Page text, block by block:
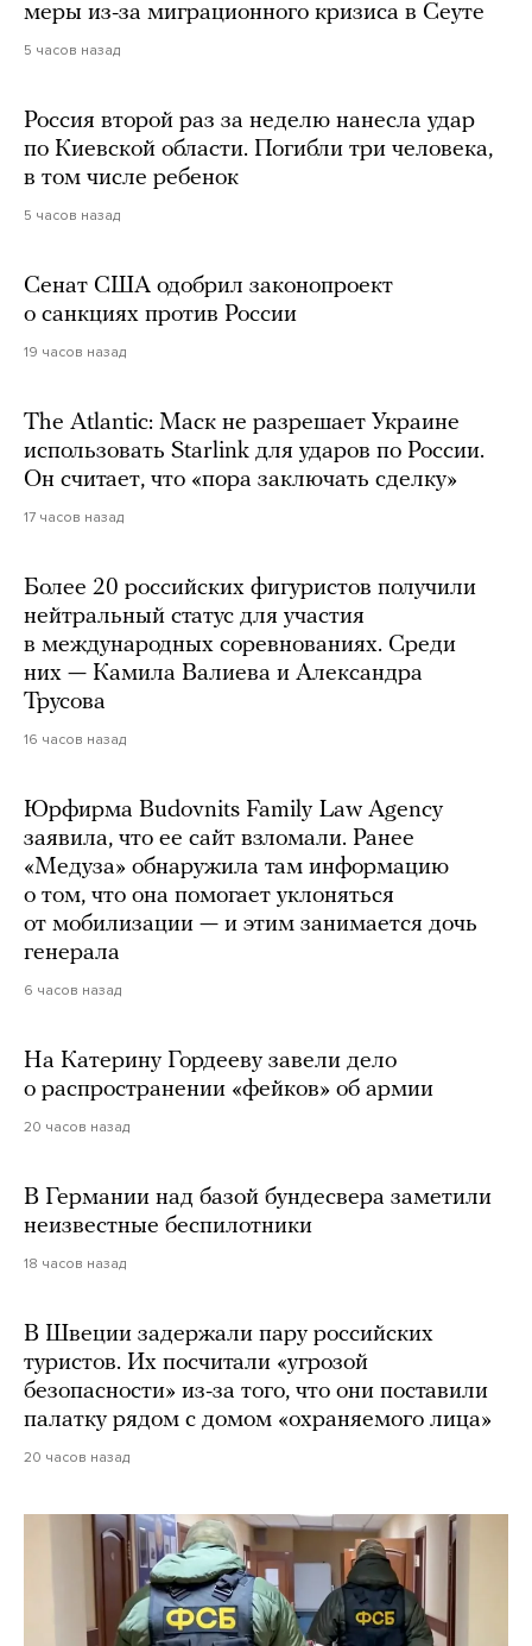
меры из-за миграционного кризиса в Сеуте
5 часов назад
Россия второй раз за неделю нанесла удар
по Киевской области. Погибли три человека,
в том числе ребенок
5 часов назад
Сенат США одобрил законопроект
о санкциях против России
19 часов назад
The Atlantic: Маск не разрешает Украине
использовать Starlink для ударов по России.
Он считает, что «пора заключать сделку»
17 часов назад
Более 20 российских фигуристов получили
нейтральный статус для участия
в международных соревнованиях. Среди
них — Камила Валиева и Александра
Трусова
16 часов назад
Юрфирма Budovnits Family Law Agency
заявила, что ее сайт взломали. Ранее
«Медуза» обнаружила там информацию
о том, что она помогает уклоняться
от мобилизации — и этим занимается дочь
генерала
6 часов назад
На Катерину Гордееву завели дело
о распространении «фейков» об армии
20 часов назад
В Германии над базой бундесвера заметили
неизвестные беспилотники
18 часов назад
В Швеции задержали пару российских
туристов. Их посчитали «угрозой
безопасности» из-за того, что они поставили
палатку рядом с домом «охраняемого лица»
20 часов назад